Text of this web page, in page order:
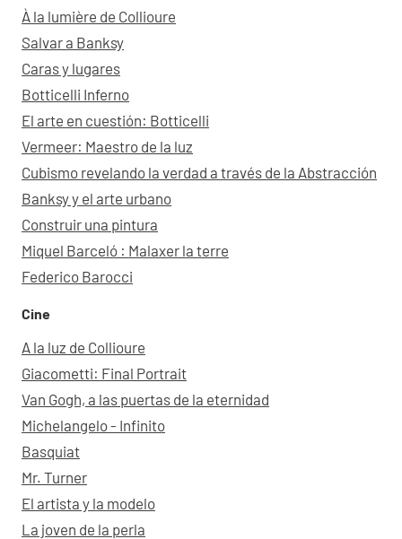
À la lumière de Collioure
Salvar a Banksy
Caras y lugares
Botticelli Inferno
El arte en cuestión: Botticelli
Vermeer: Maestro de la luz
Cubismo revelando la verdad a través de la Abstracción
Banksy y el arte urbano
Construir una pintura
Miquel Barceló : Malaxer la terre
Federico Barocci
Cine
A la luz de Collioure
Giacometti: Final Portrait
Van Gogh, a las puertas de la eternidad
Michelangelo - Infinito
Basquiat
Mr. Turner
El artista y la modelo
La joven de la perla